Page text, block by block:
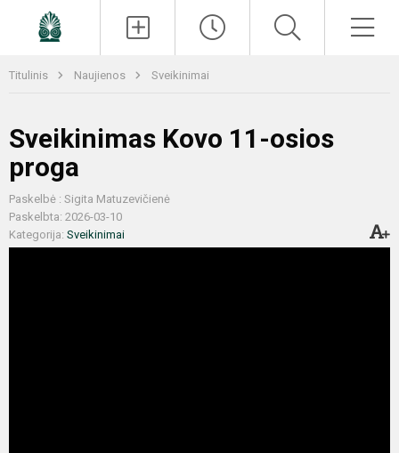
Titulinis Naujienos Sveikinimai
Sveikinimas Kovo 11-osios
proga
Paskelbė : Sigita Matuzevičienė
Paskelbta: 2026-03-10
Kategorija: Sveikinimai